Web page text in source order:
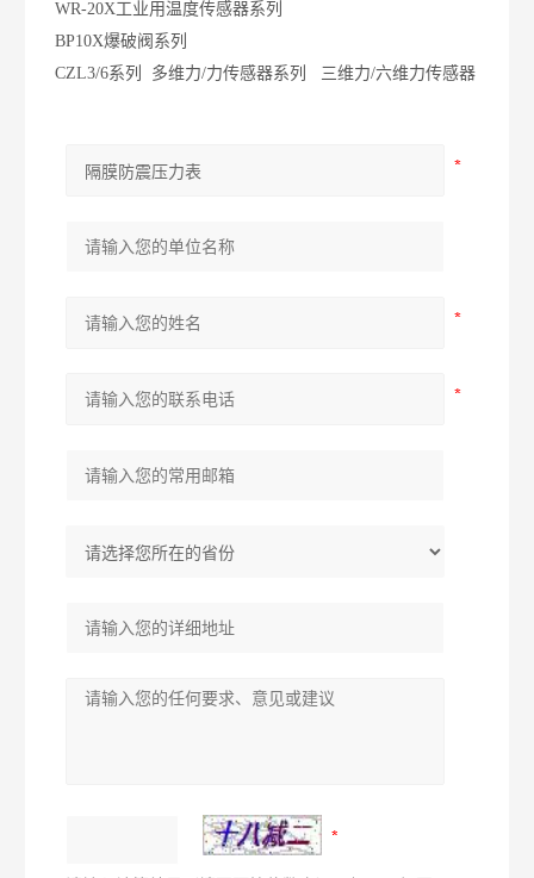
WR-20X工业用温度传感器系列
BP10X爆破阀系列
CZL3/6系列 多维力/力传感器系列 三维力/六维力传感器